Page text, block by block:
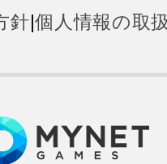
針|個人情報の取